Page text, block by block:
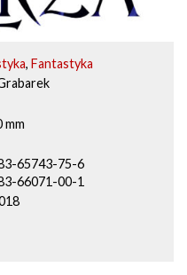
,Fantastyka
mm
65743-75-6
66071-00-1